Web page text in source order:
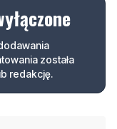
redakcję.